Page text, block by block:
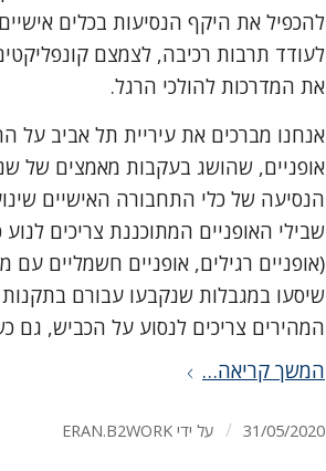
לעודד תרבות רכיבה, לצמצם
את המדרכות להולכי הרגל.
אנחנו מברכים את עיריית תל אביב על
אופניים, שהושג בעקבות מאמצים של
הנסיעה של כלי התחבורה האישיים
שבילי האופניים המתוכננת צריכים
(אופניים רגילים, אופניים חשמליים עם
שיסעו במגבלות שנקבעו עבורם
המהירים צריכים לנסוע על הכביש, גם
המשך קריאה…
31/05/2020
/ על ידי ERAN.B2WORK